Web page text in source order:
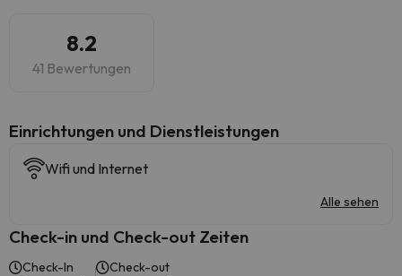
8.2
41 Bewertungen
​Einrichtungen und Dienstleistungen
Wifi und Internet
Alle sehen
Check-in und Check-out Zeiten
Check-In Check-out